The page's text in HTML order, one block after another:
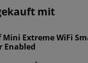
mit
Mini Extreme WiFi
Enabled